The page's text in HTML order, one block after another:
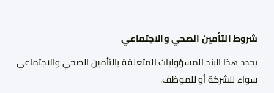
شروط التأمين الصحي والاجتماعي
يحدد هذا البند المسؤوليات المتعلقة بالتأمين الصحي والاجتماعي
سواء للشركة أو للموظف.